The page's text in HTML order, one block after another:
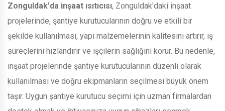
Zonguldak'da inşaat ısıtıcısı, Zonguldak'daki inşaat
projelerinde, şantiye kurutucularının doğru ve etkili bir
şekilde kullanılması, yapı malzemelerinin kalitesini artırır, iş
süreçlerini hızlandırır ve işçilerin sağlığını korur. Bu nedenle,
inşaat projelerinde şantiye kurutucularının düzenli olarak
kullanılması ve doğru ekipmanların seçilmesi büyük önem
taşır. Uygun şantiye kurutucu seçimi için uzman firmalardan